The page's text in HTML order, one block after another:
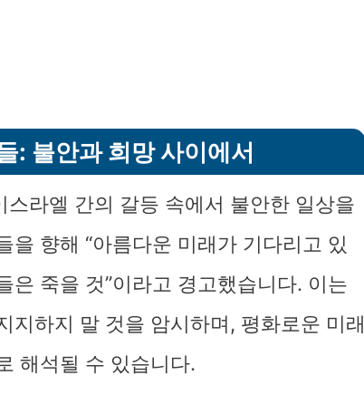
: 불안과 희망 사이에서
라엘 간의 갈등 속에서 불안한 일상을
을 향해 “아름다운 미래가 기다리고 있
은 죽을 것”이라고 경고했습니다. 이는
지하지 말 것을 암시하며, 평화로운 미래
해석될 수 있습니다.